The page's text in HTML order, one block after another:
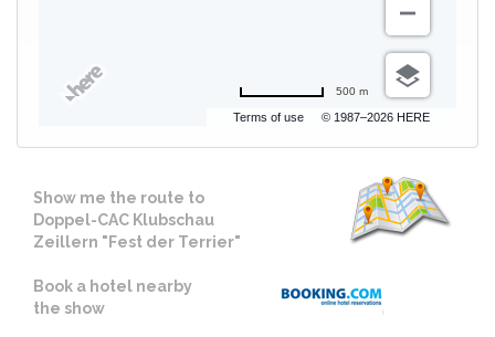
Terms of use © 1987–2026 HERE
500 m
Show me the route to
Doppel-CAC Klubschau
Zeillern "Fest der Terrier"
Book a hotel nearby
the show